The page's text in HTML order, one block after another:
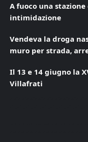
A fuoco una
intimidazione
Vendeva la droga
muro per strada,
Il 13 e 14 giugno la
Villafrati